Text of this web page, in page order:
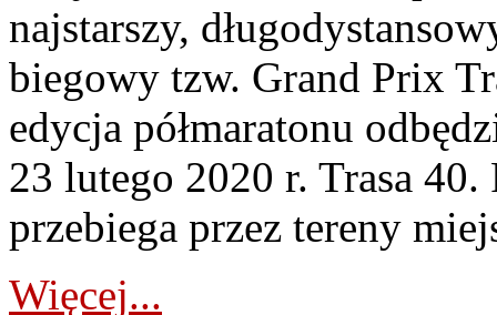
najstarszy,
biegowy tzw. Grand Prix
edycja półmaratonu
23 lutego 2020 r. Trasa 40.
przebiega przez tereny
Więcej...